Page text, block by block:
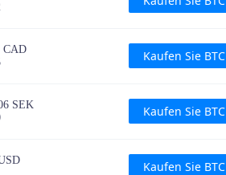
CAD
Kaufen Sie BTC
SEK
Kaufen Sie BTC
Kaufen Sie BTC